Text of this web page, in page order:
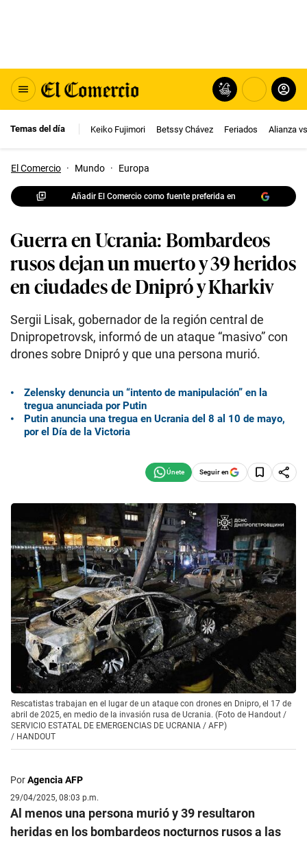
Temas del día Keiko Fujimori Betssy Chávez Feriados Alianza
El Comercio · Mundo · Europa
Añadir El Comercio como fuente preferida en
Guerra en Ucrania: Bombardeos
rusos dejan un muerto y 39 heridos
en ciudades de Dnipró y Kharkiv
Sergii Lisak, gobernador de la región central de
Dnipropetrovsk, informó de un ataque “masivo” con
drones sobre Dnipró y que una persona murió.
Zelensky denuncia un “intento de manipulación” en la
tregua anunciada por Putin
Putin anuncia una tregua en Ucrania del 8 al 10 de mayo,
por el Día de la Victoria
Seguir en
Rescatistas trabajan en el lugar de un ataque con drones en Dnipro, el 17 de
abril de 2025, en medio de la invasión rusa de Ucrania. (Foto de Handout /
SERVICIO ESTATAL DE EMERGENCIAS DE UCRANIA / AFP)
/ HANDOUT
PorAgencia AFP
29/04/2025, 08:03 p.m.
Al menos una persona murió y 39 resultaron
heridas en los bombardeos nocturnos rusos a las